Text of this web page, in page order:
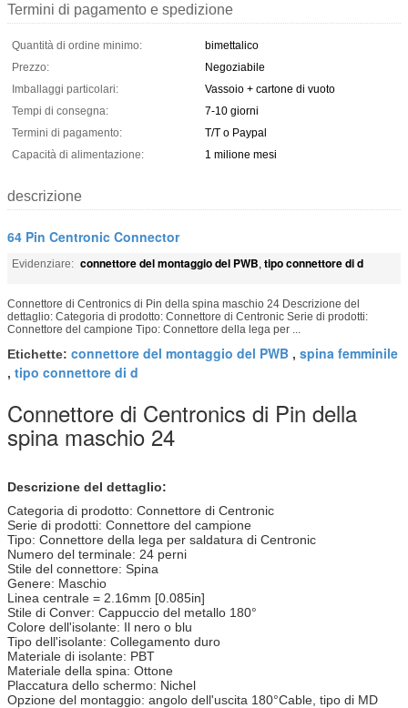
Termini di pagamento e spedizione
Quantità di ordine minimo:
bimettalico
Prezzo:
Negoziabile
Imballaggi particolari:
Vassoio + cartone di vuoto
Tempi di consegna:
7-10 giorni
Termini di pagamento:
T/T o Paypal
Capacità di alimentazione:
1 milione mesi
descrizione
64 Pin Centronic Connector
Evidenziare: connettore del montaggio del PWB, tipo connettore di d
Connettore di Centronics di Pin della spina maschio 24 Descrizione del
dettaglio: Categoria di prodotto: Connettore di Centronic Serie di prodotti:
Connettore del campione Tipo: Connettore della lega per ...
Etichette: connettore del montaggio del PWB , spina femminile
, tipo connettore di d
Connettore di Centronics di Pin della
spina maschio 24
Descrizione del dettaglio:
Categoria di prodotto: Connettore di Centronic
Serie di prodotti: Connettore del campione
Tipo: Connettore della lega per saldatura di Centronic
Numero del terminale: 24 perni
Stile del connettore: Spina
Genere: Maschio
Linea centrale = 2.16mm [0.085in]
Stile di Conver: Cappuccio del metallo 180°
Colore dell'isolante: Il nero o blu
Tipo dell'isolante: Collegamento duro
Materiale di isolante: PBT
Materiale della spina: Ottone
Placcatura dello schermo: Nichel
Opzione del montaggio: angolo dell'uscita 180°Cable, tipo di MD